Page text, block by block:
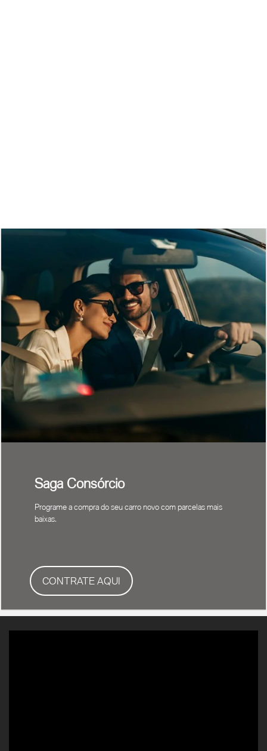
Saga Consórcio
Programe a compra do seu carro novo com parcelas mais
baixas.
CONTRATE AQUI